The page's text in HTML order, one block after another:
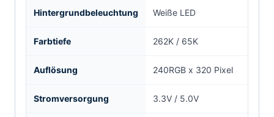
Hintergrundbeleuchtung Weiße LED
Farbtiefe 262K / 65K
Auflösung 240RGB x 320 Pixel
Stromversorgung 3.3V / 5.0V